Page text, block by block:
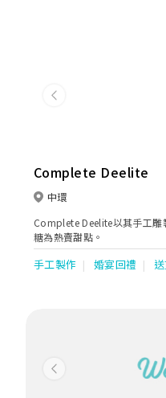
Previous
Complete Deelite
中環
Complete Deelite以其手工雕
糖為熱賣甜點。
手工製作 婚宴回禮
Previous